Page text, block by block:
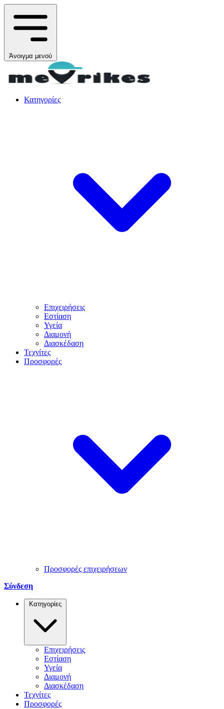
Άνοιγμα μενού
Κατηγορίες
Επιχειρήσεις
Εστίαση
Υγεία
Διαμονή
Διασκέδαση
Τεχνίτες
Προσφορές
Προσφορές επιχειρήσεων
Σύνδεση
Κατηγορίες
Επιχειρήσεις
Εστίαση
Υγεία
Διαμονή
Διασκέδαση
Τεχνίτες
Προσφορές